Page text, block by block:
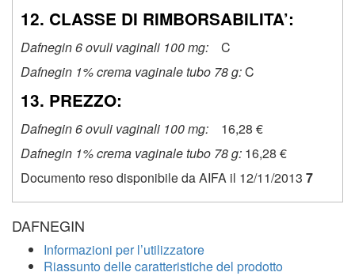
12. CLASSE DI RIMBORSABILITA’:
Dafnegin 6 ovuli vaginali 100 mg: C
Dafnegin 1% crema vaginale tubo 78 g:C
13. PREZZO:
Dafnegin 6 ovuli vaginali 100 mg: 16,28 €
Dafnegin 1% crema vaginale tubo 78 g: 16,28 €
Documento reso disponibile da AIFA il 12/11/2013 7
DAFNEGIN
Informazioni per l’utilizzatore
Riassunto delle caratteristiche del prodotto